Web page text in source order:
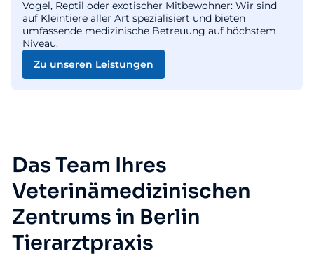
Vogel, Reptil oder exotischer Mitbewohner: Wir sind
auf Kleintiere aller Art spezialisiert und bieten
umfassende medizinische Betreuung auf höchstem
Niveau.
Zu unseren Leistungen
Das Team Ihres
Veterinämedizinischen
Zentrums in Berlin
Tierarztpraxis